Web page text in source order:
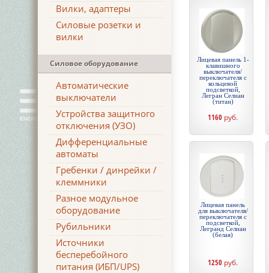
Вилки, адаптеры
Силовые розетки и
вилки
Силовое оборудование
Автоматические
выключатели
Устройства защитного
отключения (УЗО)
Дифференциальные
автоматы
Гребенки / динрейки /
клеммники
Разное модульное
оборудование
Рубильники
Источники
бесперебойного
питания (ИБП/UPS)
Лицевая панель 1-
клавишного
выключателя/
переключателя с
кольцевой
подсветкой,
Легран Селиан
(титан)
1160 руб.
Лицевая панель
для выключателя/
переключателя с
подсветкой,
Легранд Селиан
(белая)
1250 руб.